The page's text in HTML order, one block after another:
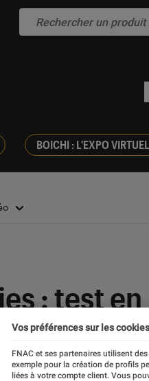
BOICHI : L'EXPO
: test
!
Valentin Boulet
Vos préférences sur les cookies
FNAC et ses partenaires utilisent
exemple pour la création de profils
liées à votre compte client. Vous